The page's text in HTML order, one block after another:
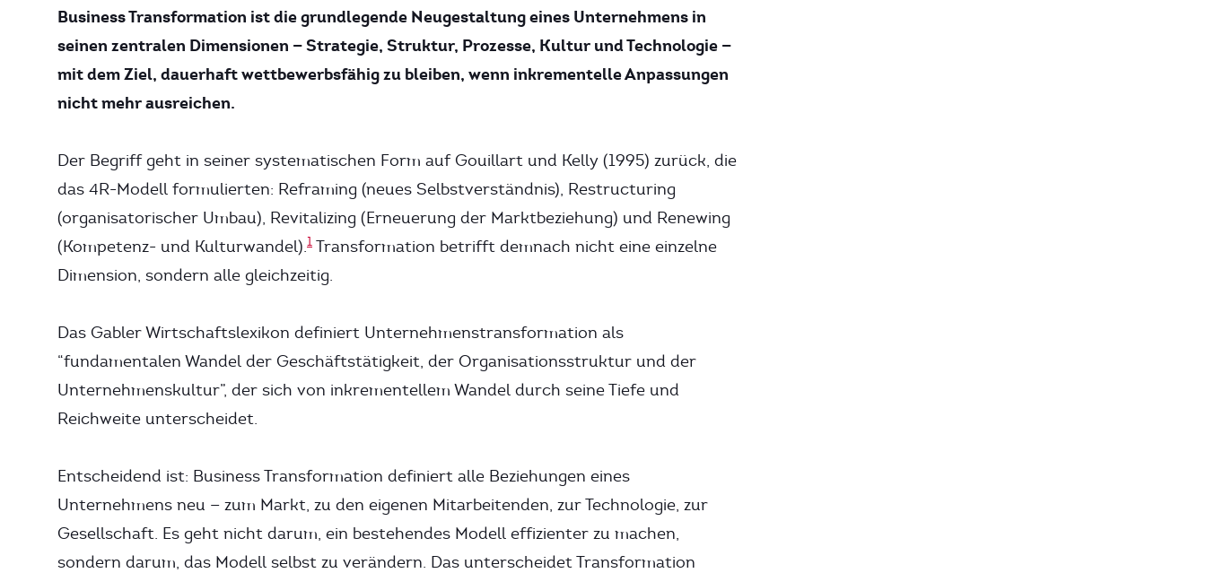
Business Transformation ist die grundlegende Neugestaltung eines Unternehmens in
seinen zentralen Dimensionen — Strategie, Struktur, Prozesse, Kultur und Technologie —
mit dem Ziel, dauerhaft wettbewerbsfähig zu bleiben, wenn inkrementelle Anpassungen
nicht mehr ausreichen.
Der Begriff geht in seiner systematischen Form auf Gouillart und Kelly (1995) zurück, die
das 4R-Modell formulierten: Reframing (neues Selbstverständnis), Restructuring
(organisatorischer Umbau), Revitalizing (Erneuerung der Marktbeziehung) und Renewing
(Kompetenz- und Kulturwandel).1 Transformation betrifft demnach nicht eine einzelne
Dimension, sondern alle gleichzeitig.
Das Gabler Wirtschaftslexikon definiert Unternehmenstransformation als
“fundamentalen Wandel der Geschäftstätigkeit, der Organisationsstruktur und der
Unternehmenskultur”, der sich von inkrementellem Wandel durch seine Tiefe und
Reichweite unterscheidet.
Entscheidend ist: Business Transformation definiert alle Beziehungen eines
Unternehmens neu — zum Markt, zu den eigenen Mitarbeitenden, zur Technologie, zur
Gesellschaft. Es geht nicht darum, ein bestehendes Modell effizienter zu machen,
sondern darum, das Modell selbst zu verändern. Das unterscheidet Transformation